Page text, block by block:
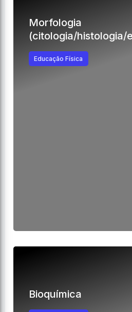
Morfologia
(citologia/histologia/
Educação Física
Bioquímica